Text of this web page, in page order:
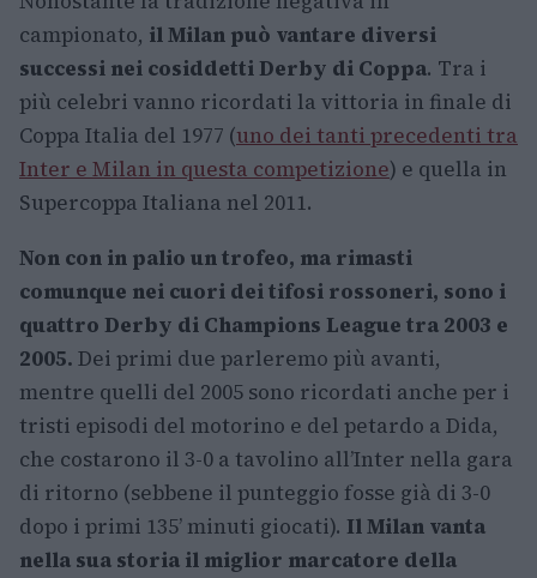
campionato, il Milan può vantare diversi
successi nei cosiddetti Derby di Coppa. Tra i
più celebri vanno ricordati la vittoria in finale di
Coppa Italia del 1977 (uno dei tanti precedenti tra
Inter e Milan in questa competizione) e quella in
Supercoppa Italiana nel 2011.
Non con in palio un trofeo, ma rimasti
comunque nei cuori dei tifosi rossoneri, sono i
quattro Derby di Champions League tra 2003 e
2005. Dei primi due parleremo più avanti,
mentre quelli del 2005 sono ricordati anche per i
tristi episodi del motorino e del petardo a Dida,
che costarono il 3-0 a tavolino all’Inter nella gara
di ritorno (sebbene il punteggio fosse già di 3-0
dopo i primi 135’ minuti giocati). Il Milan vanta
nella sua storia il miglior marcatore della